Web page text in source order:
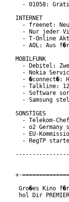
- 01058:
INTERNET
- freenet:
- Nur jeder
- T-Online
- AOL: Aus
MOBILFUNK
- Debitel:
- Nokia
- �connect�:
- Talkline:
- Software
- Samsung
SONSTIGES
- Telekom-
- o2 Germany
- EU-
- RegTP
+-
Gro�es Kino
hol Dir